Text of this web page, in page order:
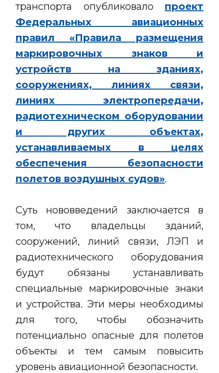
транспорта опубликовало проект
Федеральных авиационных
правил «Правила размещения
маркировочных знаков и
устройств на зданиях,
сооружениях, линиях связи,
линиях электропередачи,
радиотехническом оборудовании
и других объектах,
устанавливаемых в целях
обеспечения безопасности
полетов воздушных судов».
Суть нововведений заключается в
том, что владельцы зданий,
сооружений, линий связи, ЛЭП и
радиотехнического оборудования
будут обязаны устанавливать
специальные маркировочные знаки
и устройства. Эти меры необходимы
для того, чтобы обозначить
потенциально опасные для полетов
объекты и тем самым повысить
уровень авиационной безопасности.